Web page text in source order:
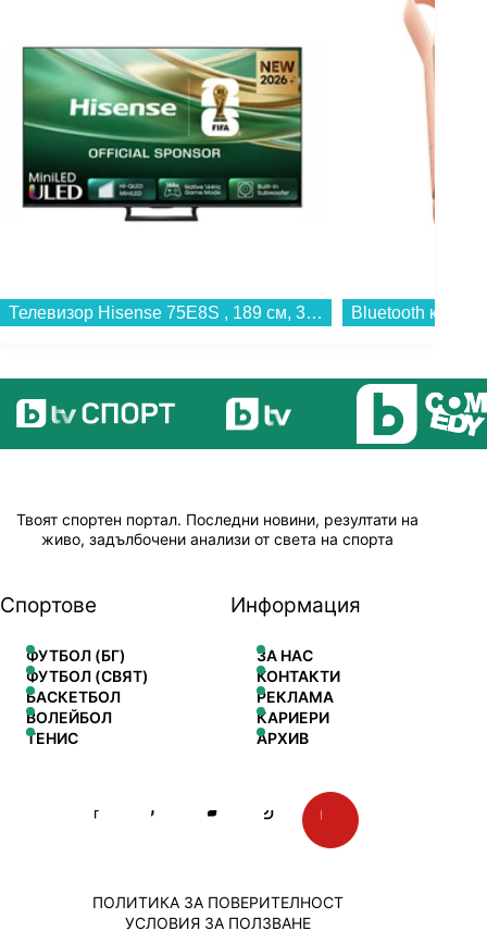
Телевизор Hisense 75E8S , 189 см, 3840x2160 UHD-4K , 75 inch, Mini LED , Smart TV , VIDAA...
Твоят спортен портал. Последни новини, резултати на
живо, задълбочени анализи от света на спорта
Спортове
ФУТБОЛ (БГ)
ФУТБОЛ (СВЯТ)
БАСКЕТБОЛ
ВОЛЕЙБОЛ
ТЕНИС
Информация
ЗА НАС
КОНТАКТИ
РЕКЛАМА
КАРИЕРИ
АРХИВ
ПОЛИТИКА ЗА ПОВЕРИТЕЛНОСТ
УСЛОВИЯ ЗА ПОЛЗВАНЕ